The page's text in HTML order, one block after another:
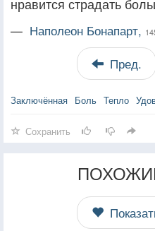
— Наполеон Бонапарт,
Пред.
Заключённая Боль Тепло
Сохранить